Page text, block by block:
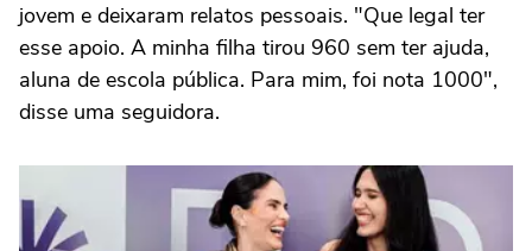
jovem e deixaram relatos pessoais. "Que legal ter
esse apoio. A minha filha tirou 960 sem ter ajuda,
aluna de escola pública. Para mim, foi nota 1000",
disse uma seguidora.